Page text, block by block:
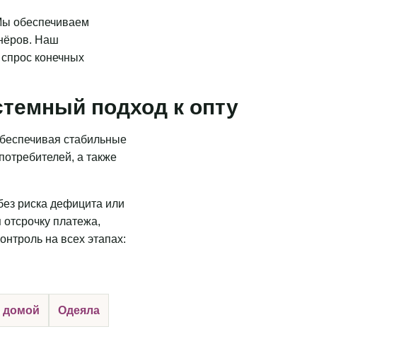
обеспечиваем
Наш
конечных
подход к опту
стабильные
а также
риска дефицита или
платежа,
на всех этапах:
домой Одеяла